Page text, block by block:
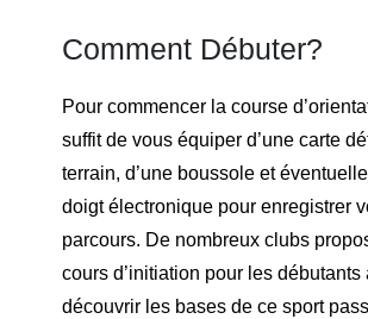
Comment Débuter?
Pour commencer la course
suffit de vous équiper d’une carte
terrain, d’une boussole et
doigt électronique pour enregistrer
parcours. De nombreux clubs
cours d’initiation pour les débutants
découvrir les bases de ce sport